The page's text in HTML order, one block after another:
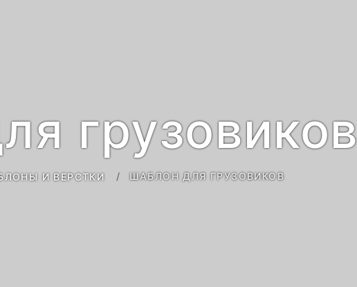
грузовиков
И ВЕРСТКИ ШАБЛОН ДЛЯ ГРУЗОВИКОВ